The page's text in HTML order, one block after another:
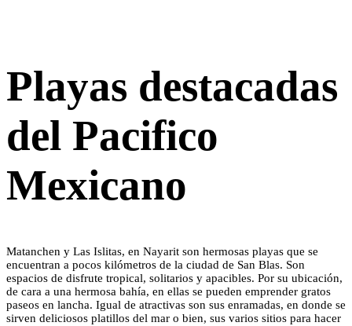
Playas destacadas
del Pacifico
Mexicano
Matanchen y Las Islitas, en Nayarit son hermosas playas que se
encuentran a pocos kilómetros de la ciudad de San Blas. Son
espacios de disfrute tropical, solitarios y apacibles. Por su ubicación,
de cara a una hermosa bahía, en ellas se pueden emprender gratos
paseos en lancha. Igual de atractivas son sus enramadas, en donde se
sirven deliciosos platillos del mar o bien, sus varios sitios para hacer